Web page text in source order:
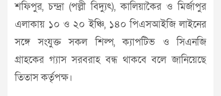
শফিপুর, চন্দ্রা (পল্লী বিদ্যুৎ), কালিয়াকৈর ও মির্জাপুর
এলাকায় ১০ ও ২০ ইঞ্চি, ১৪০ পিএসআইজি লাইনের
সঙ্গে সংযুক্ত সকল শিল্প, ক্যাপটিভ ও সিএনজি
গ্রাহকের গ্যাস সরবরাহ বন্ধ থাকবে বলে জানিয়েছে
তিতাস কর্তৃপক্ষ।